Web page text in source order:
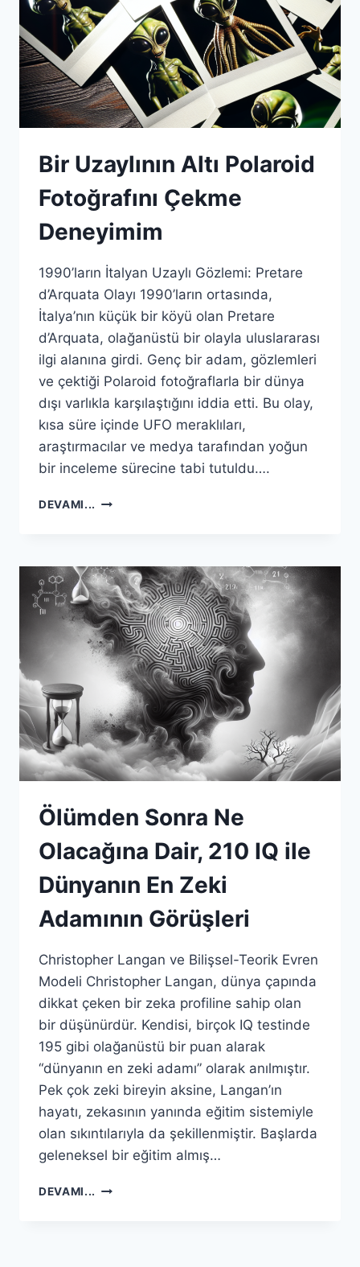
Bir Uzaylının Altı Polaroid
Fotoğrafını Çekme
Deneyimim
1990’ların İtalyan Uzaylı Gözlemi: Pretare
d’Arquata Olayı 1990’ların ortasında,
İtalya’nın küçük bir köyü olan Pretare
d’Arquata, olağanüstü bir olayla uluslararası
ilgi alanına girdi. Genç bir adam, gözlemleri
ve çektiği Polaroid fotoğraflarla bir dünya
dışı varlıkla karşılaştığını iddia etti. Bu olay,
kısa süre içinde UFO meraklıları,
araştırmacılar ve medya tarafından yoğun
bir inceleme sürecine tabi tutuldu….
DEVAMI... BIR
FOTOĞRAFINI
ÇEKME
DENEYIMIM
Ölümden Sonra Ne
Olacağına Dair, 210 IQ ile
Dünyanın En Zeki
Adamının Görüşleri
Christopher Langan ve Bilişsel-Teorik Evren
Modeli Christopher Langan, dünya çapında
dikkat çeken bir zeka profiline sahip olan
bir düşünürdür. Kendisi, birçok IQ testinde
195 gibi olağanüstü bir puan alarak
“dünyanın en zeki adamı” olarak anılmıştır.
Pek çok zeki bireyin aksine, Langan’ın
hayatı, zekasının yanında eğitim sistemiyle
olan sıkıntılarıyla da şekillenmiştir. Başlarda
geleneksel bir eğitim almış…
DEVAMI... ÖLÜMDEN